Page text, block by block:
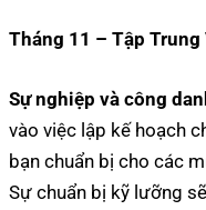
Tháng 11 – Tập Trung
Sự nghiệp và công
vào việc lập kế hoạch
bạn chuẩn bị cho các
Sự chuẩn bị kỹ lưỡng